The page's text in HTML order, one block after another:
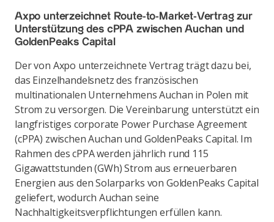
Axpo unterzeichnet Route-to-Market-Vertrag zur
Unterstützung des cPPA zwischen Auchan und
GoldenPeaks Capital
Der von Axpo unterzeichnete Vertrag trägt dazu bei,
das Einzelhandelsnetz des französischen
multinationalen Unternehmens Auchan in Polen mit
Strom zu versorgen. Die Vereinbarung unterstützt ein
langfristiges corporate Power Purchase Agreement
(cPPA) zwischen Auchan und GoldenPeaks Capital. Im
Rahmen des cPPA werden jährlich rund 115
Gigawattstunden (GWh) Strom aus erneuerbaren
Energien aus den Solarparks von GoldenPeaks Capital
geliefert, wodurch Auchan seine
Nachhaltigkeitsverpflichtungen erfüllen kann.